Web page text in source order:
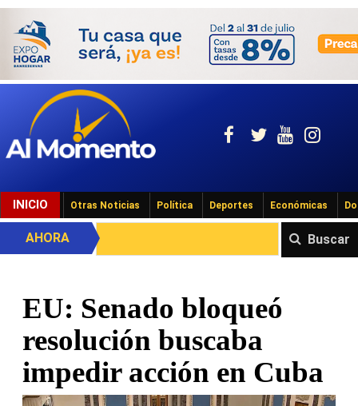
INICIO Otras Noticias Política Deportes Económicas
Buscar
AHORA
EU: Senado bloqueó
resolución buscaba
impedir acción en Cuba